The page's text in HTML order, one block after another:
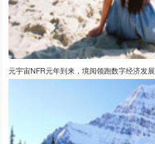
元宇宙NFR元年到来，境阅领跑数字经济发展